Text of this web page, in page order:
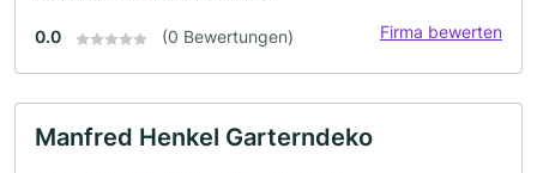
0.0 (0 Bewertungen) Firma bewerten
Manfred Henkel Garterndeko